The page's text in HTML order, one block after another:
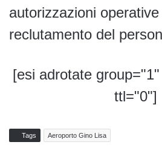
autorizzazioni operative
reclutamento del
[esi adrotate
ttl="0"]
Tags Aeroporto Gino Lisa